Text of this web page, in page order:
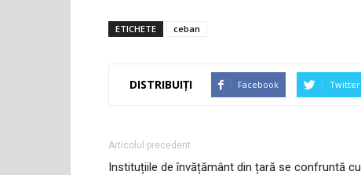
ETICHETE ceban
DISTRIBUIȚI Facebook Twitter
Articolul precedent
Instituțiile de învățământ din țară se confruntă cu